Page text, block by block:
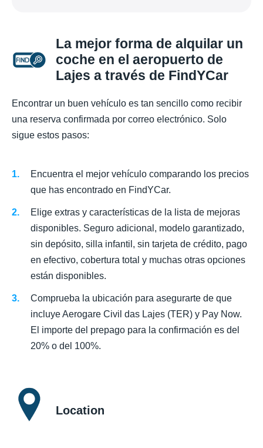
La mejor forma de alquilar un
coche en el aeropuerto de
Lajes a través de FindYCar
Encontrar un buen vehículo es tan sencillo como recibir
una reserva confirmada por correo electrónico. Solo
sigue estos pasos:
Encuentra el mejor vehículo comparando los precios
que has encontrado en FindYCar.
Elige extras y características de la lista de mejoras
disponibles. Seguro adicional, modelo garantizado,
sin depósito, silla infantil, sin tarjeta de crédito, pago
en efectivo, cobertura total y muchas otras opciones
están disponibles.
Comprueba la ubicación para asegurarte de que
incluye Aerogare Civil das Lajes (TER) y Pay Now.
El importe del prepago para la confirmación es del
20% o del 100%.
Location